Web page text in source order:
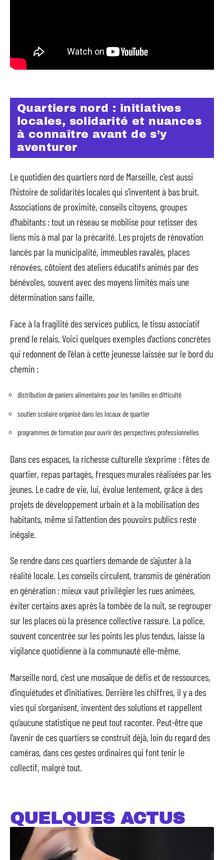
Quartiers nord : initiatives
locales, solidarité et nuances
à connaître avant de s’y
aventurer
Le quotidien des quartiers nord de Marseille, c’est aussi
l’histoire de solidarités locales qui s’inventent à bas bruit.
Associations de proximité, conseils citoyens, groupes
d’habitants : tout un réseau se mobilise pour retisser des
liens mis à mal par la précarité. Les projets de rénovation
lancés par la municipalité, immeubles ravalés, places
rénovées, côtoient des ateliers éducatifs animés par des
bénévoles, souvent avec des moyens limités mais une
détermination sans faille.
Face à la fragilité des services publics, le tissu associatif
prend le relais. Voici quelques exemples d’actions concrètes
qui redonnent de l’élan à cette jeunesse laissée sur le bord du
chemin :
distribution de paniers alimentaires pour les familles en difficulté
soutien scolaire organisé dans les locaux de quartier
programmes de formation pour ouvrir des perspectives professionnelles
Dans ces espaces, la richesse culturelle s’exprime : fêtes de
quartier, repas partagés, fresques murales réalisées par les
jeunes. Le cadre de vie, lui, évolue lentement, grâce à des
projets de développement urbain et à la mobilisation des
habitants, même si l’attention des pouvoirs publics reste
inégale.
Se rendre dans ces quartiers demande de s’ajuster à la
réalité locale. Les conseils circulent, transmis de génération
en génération : mieux vaut privilégier les rues animées,
éviter certains axes après la tombée de la nuit, se regrouper
sur les places où la présence collective rassure. La police,
souvent concentrée sur les points les plus tendus, laisse la
vigilance quotidienne à la communauté elle-même.
Marseille nord, c’est une mosaïque de défis et de ressources,
d’inquiétudes et d’initiatives. Derrière les chiffres, il y a des
vies qui s’organisent, inventent des solutions et rappellent
qu’aucune statistique ne peut tout raconter. Peut-être que
l’avenir de ces quartiers se construit déjà, loin du regard des
caméras, dans ces gestes ordinaires qui font tenir le
collectif, malgré tout.
QUELQUES ACTUS